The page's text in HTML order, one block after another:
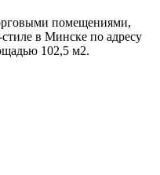
помещениями,
в Минске по адресу
102,5 м2.